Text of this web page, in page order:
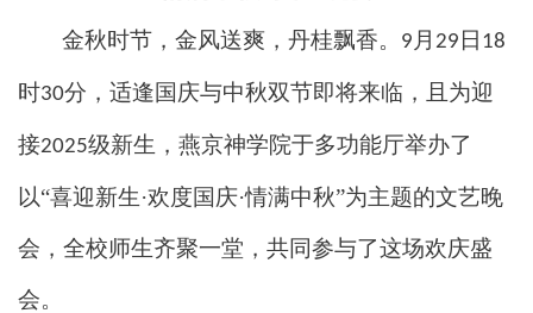
金秋时节，金风送爽，丹桂飘香。 9 月 29 日 18
时30分， 适逢国庆与中秋双节即将来临，且为迎
接2025级新生，燕京神学院于多功能厅举办了
以“喜迎新生·欢度国庆·情满中秋”为主题的文艺晚
会，全校师生齐聚一堂，共同参与了这场欢庆盛
会。